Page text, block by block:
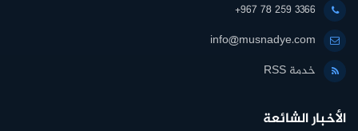
+967 78 259 3366
info@musnadye.com
خدمة RSS
الأخبار الشائعة